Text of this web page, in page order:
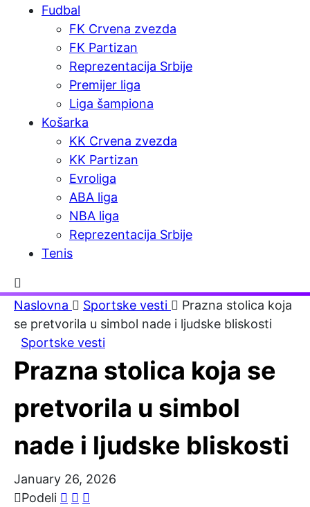
Fudbal
FK Crvena zvezda
FK Partizan
Reprezentacija Srbije
Premijer liga
Liga šampiona
Košarka
KK Crvena zvezda
KK Partizan
Evroliga
ABA liga
NBA liga
Reprezentacija Srbije
Tenis
Naslovna Sportske vesti
Prazna stolica koja
se pretvorila u simbol nade i ljudske bliskosti
Sportske vesti
Prazna stolica koja se
pretvorila u simbol
nade i ljudske bliskosti
January 26, 2026
Podeli